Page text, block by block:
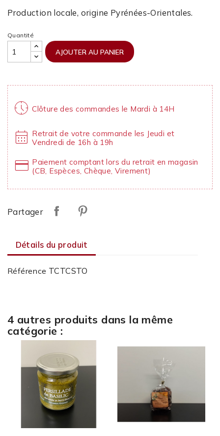
Production locale, origine Pyrénées-Orientales.
Quantité
AJOUTER AU PANIER
nest_clock_farsight_analog Clôture des commandes le Mardi à 14H
calendar_month Retrait de votre commande les Jeudi et
Vendredi de 16h à 19h
credit_card Paiement comptant lors du retrait en magasin
(CB, Espèces, Chèque, Virement)
Partager
Détails du produit
Référence TCTCSTO
4 autres produits dans la même
catégorie :